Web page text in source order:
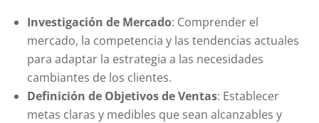
Investigación de Mercado: Comprender el
mercado, la competencia y las tendencias actuales
para adaptar la estrategia a las necesidades
cambiantes de los clientes.
Definición de Objetivos de Ventas: Establecer
metas claras y medibles que sean alcanzables y